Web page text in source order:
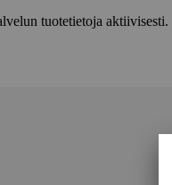
tuotetietoja